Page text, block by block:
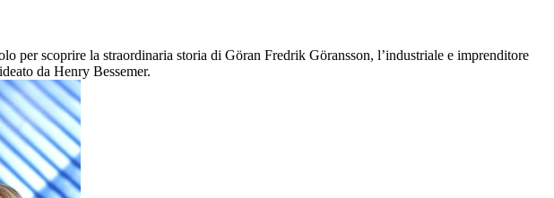
per scoprire la straordinaria storia di Göran Fredrik Göransson, l’industriale e imprenditore
da Henry Bessemer.